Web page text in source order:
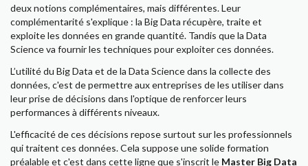
deux notions complémentaires, mais différentes. Leur
complémentarité s'explique : la Big Data récupère, traite et
exploite les données en grande quantité. Tandis que la Data
Science va fournir les techniques pour exploiter ces données.
L’utilité du Big Data et de la Data Science dans la collecte des
données, c'est de permettre aux entreprises de les utiliser dans
leur prise de décisions dans l'optique de renforcer leurs
performances à différents niveaux.
L'efficacité de ces décisions repose surtout sur les professionnels
qui traitent ces données. Cela suppose une solide formation
préalable et c'est dans cette ligne que s'inscrit le Master Big Data